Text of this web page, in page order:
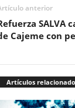
anterior
SALVA
Cajeme con
Artículos